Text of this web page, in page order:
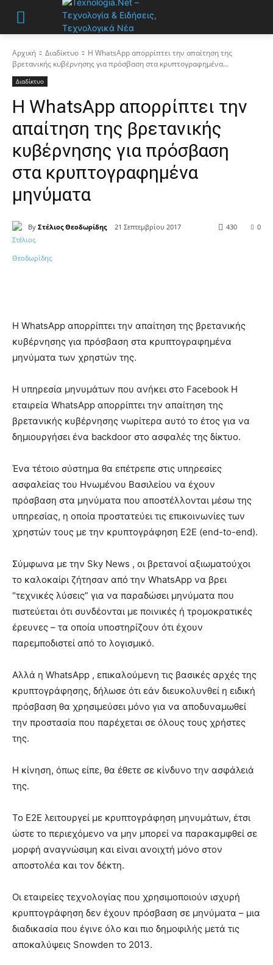
Αρχική Διαδίκτυο
Η WhatsApp απορρίπτει την απαίτηση της
βρετανικής κυβέρνησης για πρόσβαση στα κρυπτογραφημένα...
Διαδίκτυο
Η WhatsApp απορρίπτει την
απαίτηση της βρετανικής
κυβέρνησης για πρόσβαση
στα κρυπτογραφημένα
μηνύματα
By Στέλιος Θεοδωρίδης 21 Σεπτεμβρίου 2017 0
430
Η WhatsApp απορρίπτει την απαίτηση της βρετανικής
κυβέρνησης για πρόσβαση στα κρυπτογραφημένα
μηνύματα των χρηστών της.
Η υπηρεσία μηνυμάτων που ανήκει στο Facebook Η
εταιρεία WhatsApp απορρίπτει την απαίτηση της
βρετανικής κυβέρνησης νωρίτερα αυτό το έτος για να
δημιουργήσει ένα backdoor στο ασφαλές της δίκτυο.
Ένα τέτοιο σύστημα θα επέτρεπε στις υπηρεσίες
ασφαλείας του Ηνωμένου Βασιλείου να έχουν
πρόσβαση στα μηνύματα που αποστέλλονται μέσω της
υπηρεσίας, η οποία προστατεύει τις επικοινωνίες των
χρηστών τους με την κρυπτογράφηση E2E (end-to-end).
Σύμφωνα με την Sky News , οι βρετανοί αξιωματούχοι
το καλοκαίρι ζήτησαν από την WhatsApp να βρει
“τεχνικές λύσεις” για να παραδώσει μηνύματα που
πιστεύεται ότι συνδέονται με ποινικές ή τρομοκρατικές
έρευνες – τα οποία υποστηρίζουν ότι έχουν
παρεμποδιστεί από το λογισμικό.
Αλλά η WhatsApp , επικαλούμενη τις βασικές αρχές της
κρυπτογράφησης, δήλωσε ότι εάν διευκολυνθεί η ειδική
πρόσβαση θα χρησιμεύσει μόνο για να αποδυναμωθεί
την προστασία που παρέχεται σε όλους τους χρήστες
της.
Η κίνηση, όπως είπε, θα έθετε σε κίνδυνο την ασφάλειά
της.
Το E2E λειτουργεί με κρυπτογράφηση μηνυμάτων, έτσι
ώστε το περιεχόμενο να μην μπορεί να παρακαμφθεί σε
μορφή αναγνώσιμη και είναι ανοιχτή μόνο στον
αποστολέα και τον δέκτη.
Οι εταιρείες τεχνολογίας που χρησιμοποιούν ισχυρή
κρυπτογράφηση δεν έχουν πρόσβαση σε μηνύματα – μια
διαδικασία που έγινε όλο και πιο δημοφιλής μετά τις
αποκαλύψεις Snowden το 2013.